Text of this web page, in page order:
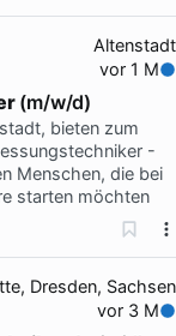
Altenstadt
vor 1 M
(m/w/d)
bieten zum
-
Menschen, die bei
starten möchten
Dresden, Sachsen
vor 3 M